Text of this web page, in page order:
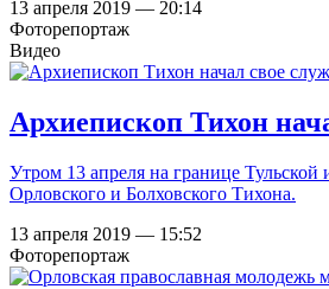
13 апреля 2019 — 20:14
Фоторепортаж
Видео
Архиепископ Тихон
Утром 13 апреля на границе
Орловского и Болховского Тихона.
13 апреля 2019 — 15:52
Фоторепортаж